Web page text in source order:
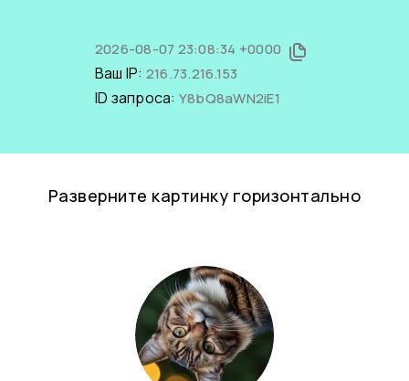
2026-08-07 23:08:34 +0000
Ваш IP: 216.73.216.153
ID запроса: Y8bQ8aWN2iE1
Разверните картинку горизонтально